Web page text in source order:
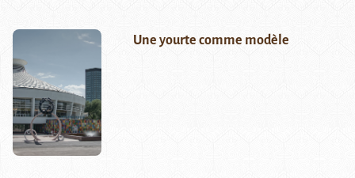
Une yourte comme modèle